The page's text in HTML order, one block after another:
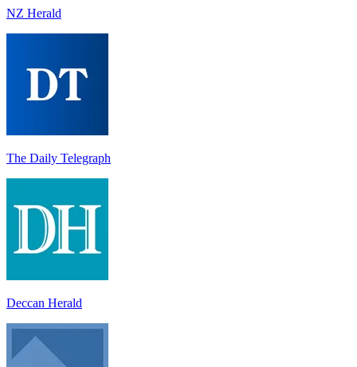
NZ Herald
The Daily Telegraph
Deccan Herald